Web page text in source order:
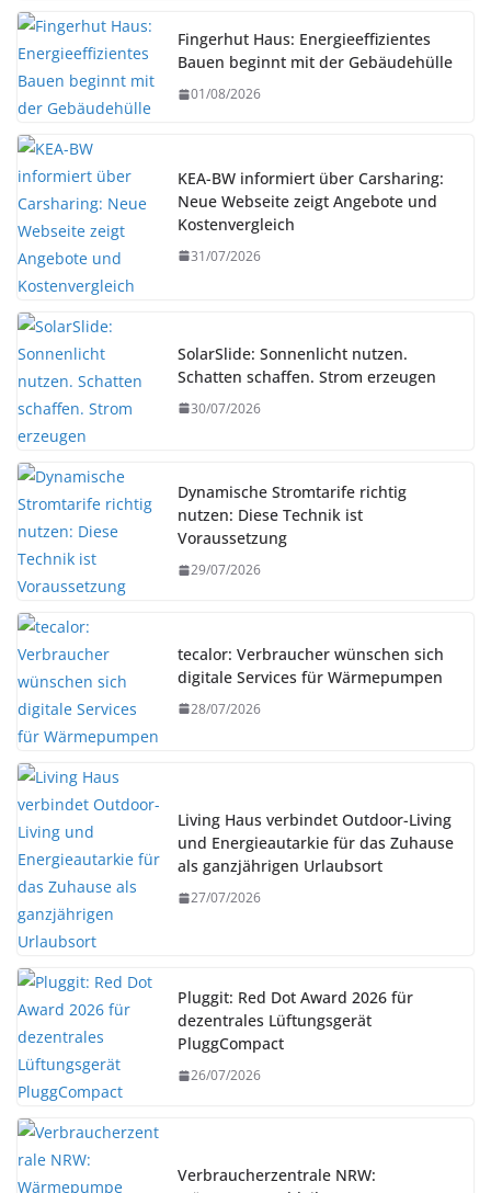
Fingerhut Haus: Energieeffizientes
Bauen beginnt mit der Gebäudehülle
01/08/2026
KEA-BW informiert über Carsharing:
Neue Webseite zeigt Angebote und
Kostenvergleich
31/07/2026
SolarSlide: Sonnenlicht nutzen.
Schatten schaffen. Strom erzeugen
30/07/2026
Dynamische Stromtarife richtig
nutzen: Diese Technik ist
Voraussetzung
29/07/2026
tecalor: Verbraucher wünschen sich
digitale Services für Wärmepumpen
28/07/2026
Living Haus verbindet Outdoor-Living
und Energieautarkie für das Zuhause
als ganzjährigen Urlaubsort
27/07/2026
Pluggit: Red Dot Award 2026 für
dezentrales Lüftungsgerät
PluggCompact
26/07/2026
Verbraucherzentrale NRW: